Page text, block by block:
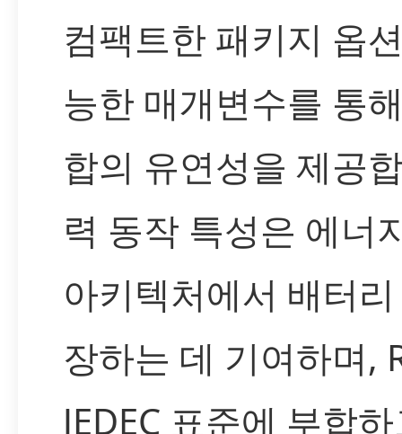
컴팩트한 패키지 옵
능한 매개변수를 통
합의 유연성을 제공
력 동작 특성은 에너
아키텍처에서 배터
장하는 데 기여하며,
JEDEC 표준에 부합